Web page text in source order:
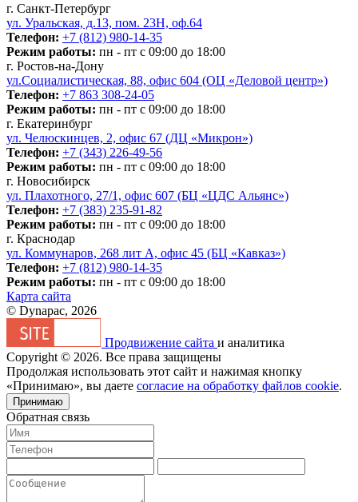
г. Санкт-Петербург
ул. Уральская, д.13, пом. 23Н, оф.64
Телефон: +7 (812) 980-14-35
Режим работы: пн - пт с 09:00 до 18:00
г. Ростов-на-Дону
ул.Социалистическая, 88, офис 604 (ОЦ «Деловой центр»)
Телефон: +7 863 308-24-05
Режим работы: пн - пт с 09:00 до 18:00
г. Екатеринбург
ул. Челюскинцев, 2, офис 67 (ДЦ «Микрон»)
Телефон: +7 (343) 226-49-56
Режим работы: пн - пт с 09:00 до 18:00
г. Новосибирск
ул. Плахотного, 27/1, офис 607 (БЦ «ЦДС Альянс»)
Телефон: +7 (383) 235-91-82
Режим работы: пн - пт с 09:00 до 18:00
г. Краснодар
ул. Коммунаров, 268 лит А, офис 45 (БЦ «Кавказ»)
Телефон: +7 (812) 980-14-35
Режим работы: пн - пт с 09:00 до 18:00
Карта сайта
© Dynapac, 2026
Продвижение сайта и аналитика
Copyright © 2026. Все права защищены
Продолжая использовать этот сайт и нажимая кнопку
«Принимаю», вы даете согласие на обработку файлов cookie.
Принимаю
Обратная связь